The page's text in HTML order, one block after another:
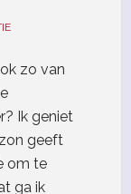
zo van
Ik geniet
geeft
om te
ga ik